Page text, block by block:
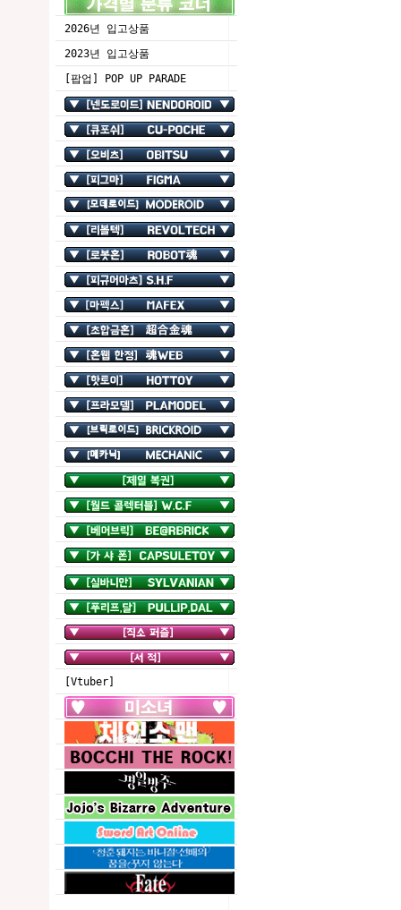
2026년 입고상품
2023년 입고상품
[팝업] POP UP PARADE
[Vtuber]